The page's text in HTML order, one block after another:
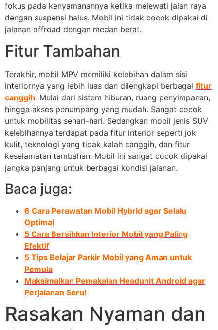
fokus pada kenyamanannya ketika melewati jalan raya
dengan suspensi halus. Mobil ini tidak cocok dipakai di
jalanan offroad dengan medan berat.
Fitur Tambahan
Terakhir, mobil MPV memiliki kelebihan dalam sisi
interiornya yang lebih luas dan dilengkapi berbagai fitur
canggih. Mulai dari sistem hiburan, ruang penyimpanan,
hingga akses penumpang yang mudah. Sangat cocok
untuk mobilitas sehari-hari. Sedangkan mobil jenis SUV
kelebihannya terdapat pada fitur interior seperti jok
kulit, teknologi yang tidak kalah canggih, dan fitur
keselamatan tambahan. Mobil ini sangat cocok dipakai
jangka panjang untuk berbagai kondisi jalanan.
Baca juga:
6 Cara Perawatan Mobil Hybrid agar Selalu
Optimal
5 Cara Bersihkan Interior Mobil yang Paling
Efektif
5 Tips Belajar Parkir Mobil yang Aman untuk
Pemula
Maksimalkan Pemakaian Headunit Android agar
Perjalanan Seru!
Rasakan Nyaman dan